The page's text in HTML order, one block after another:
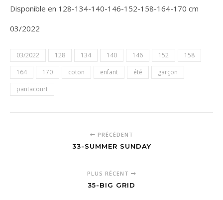
Disponible en 128-134-140-146-152-158-164-170 cm
03/2022
03/2022 128 134 140 146 152
158
164
170 coton enfant été
garçon
pantacourt
PRÉCÉDENT
33-SUMMER SUNDAY
PLUS RÉCENT
35-BIG GRID